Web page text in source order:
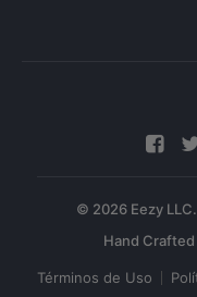
© 2026 Eezy
Términos de Uso